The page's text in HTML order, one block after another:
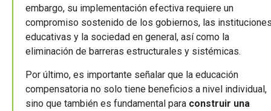
embargo, su implementación efectiva requiere un
compromiso sostenido de los gobiernos, las
educativas y la sociedad en general, así como la
eliminación de barreras estructurales y sistémicas.
Por último, es importante señalar que la educación
compensatoria no solo tiene beneficios a nivel individual,
sino que también es fundamental para construir una